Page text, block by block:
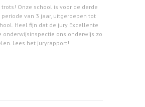
Onze school is voor de derde
periode van 3 jaar, uitgeroepen tot
Heel fijn dat de jury Excellente
onderwijsinspectie ons onderwijs zo
Lees het juryrapport!